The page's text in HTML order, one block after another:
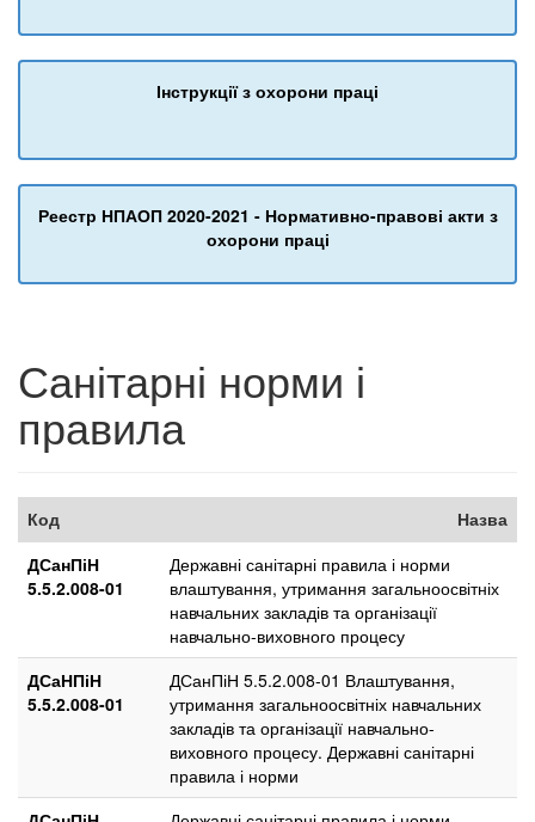
Інструкції з охорони праці
Реестр НПАОП 2020-2021 - Нормативно-правові акти з
охорони праці
Санітарні норми і
правила
Код
Назва
ДСанПіН
5.5.2.008-01
Державні санітарні правила і норми
влаштування, утримання загальноосвітніх
навчальних закладів та організації
навчально-виховного процесу
ДСаНПіН
5.5.2.008-01
ДСанПіН 5.5.2.008-01 Влаштування,
утримання загальноосвітніх навчальних
закладів та організації навчально-
виховного процесу. Державні санітарні
правила і норми